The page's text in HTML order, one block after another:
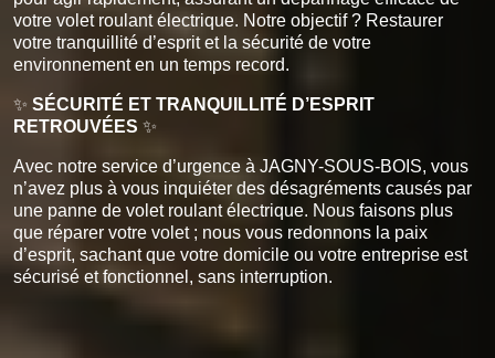
votre volet roulant électrique. Notre objectif ? Restaurer
votre tranquillité d’esprit et la sécurité de votre
environnement en un temps record.
✨ SÉCURITÉ ET TRANQUILLITÉ D’ESPRIT
RETROUVÉES ✨
Avec notre service d’urgence à JAGNY-SOUS-BOIS, vous
n’avez plus à vous inquiéter des désagréments causés par
une panne de volet roulant électrique. Nous faisons plus
que réparer votre volet ; nous vous redonnons la paix
d’esprit, sachant que votre domicile ou votre entreprise est
sécurisé et fonctionnel, sans interruption.